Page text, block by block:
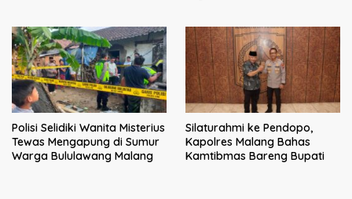
Polisi Selidiki Wanita Misterius
Tewas Mengapung di Sumur
Warga Bululawang Malang
Silaturahmi ke Pendopo,
Kapolres Malang Bahas
Kamtibmas Bareng Bupati